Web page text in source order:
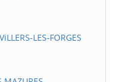
LES-FORGES